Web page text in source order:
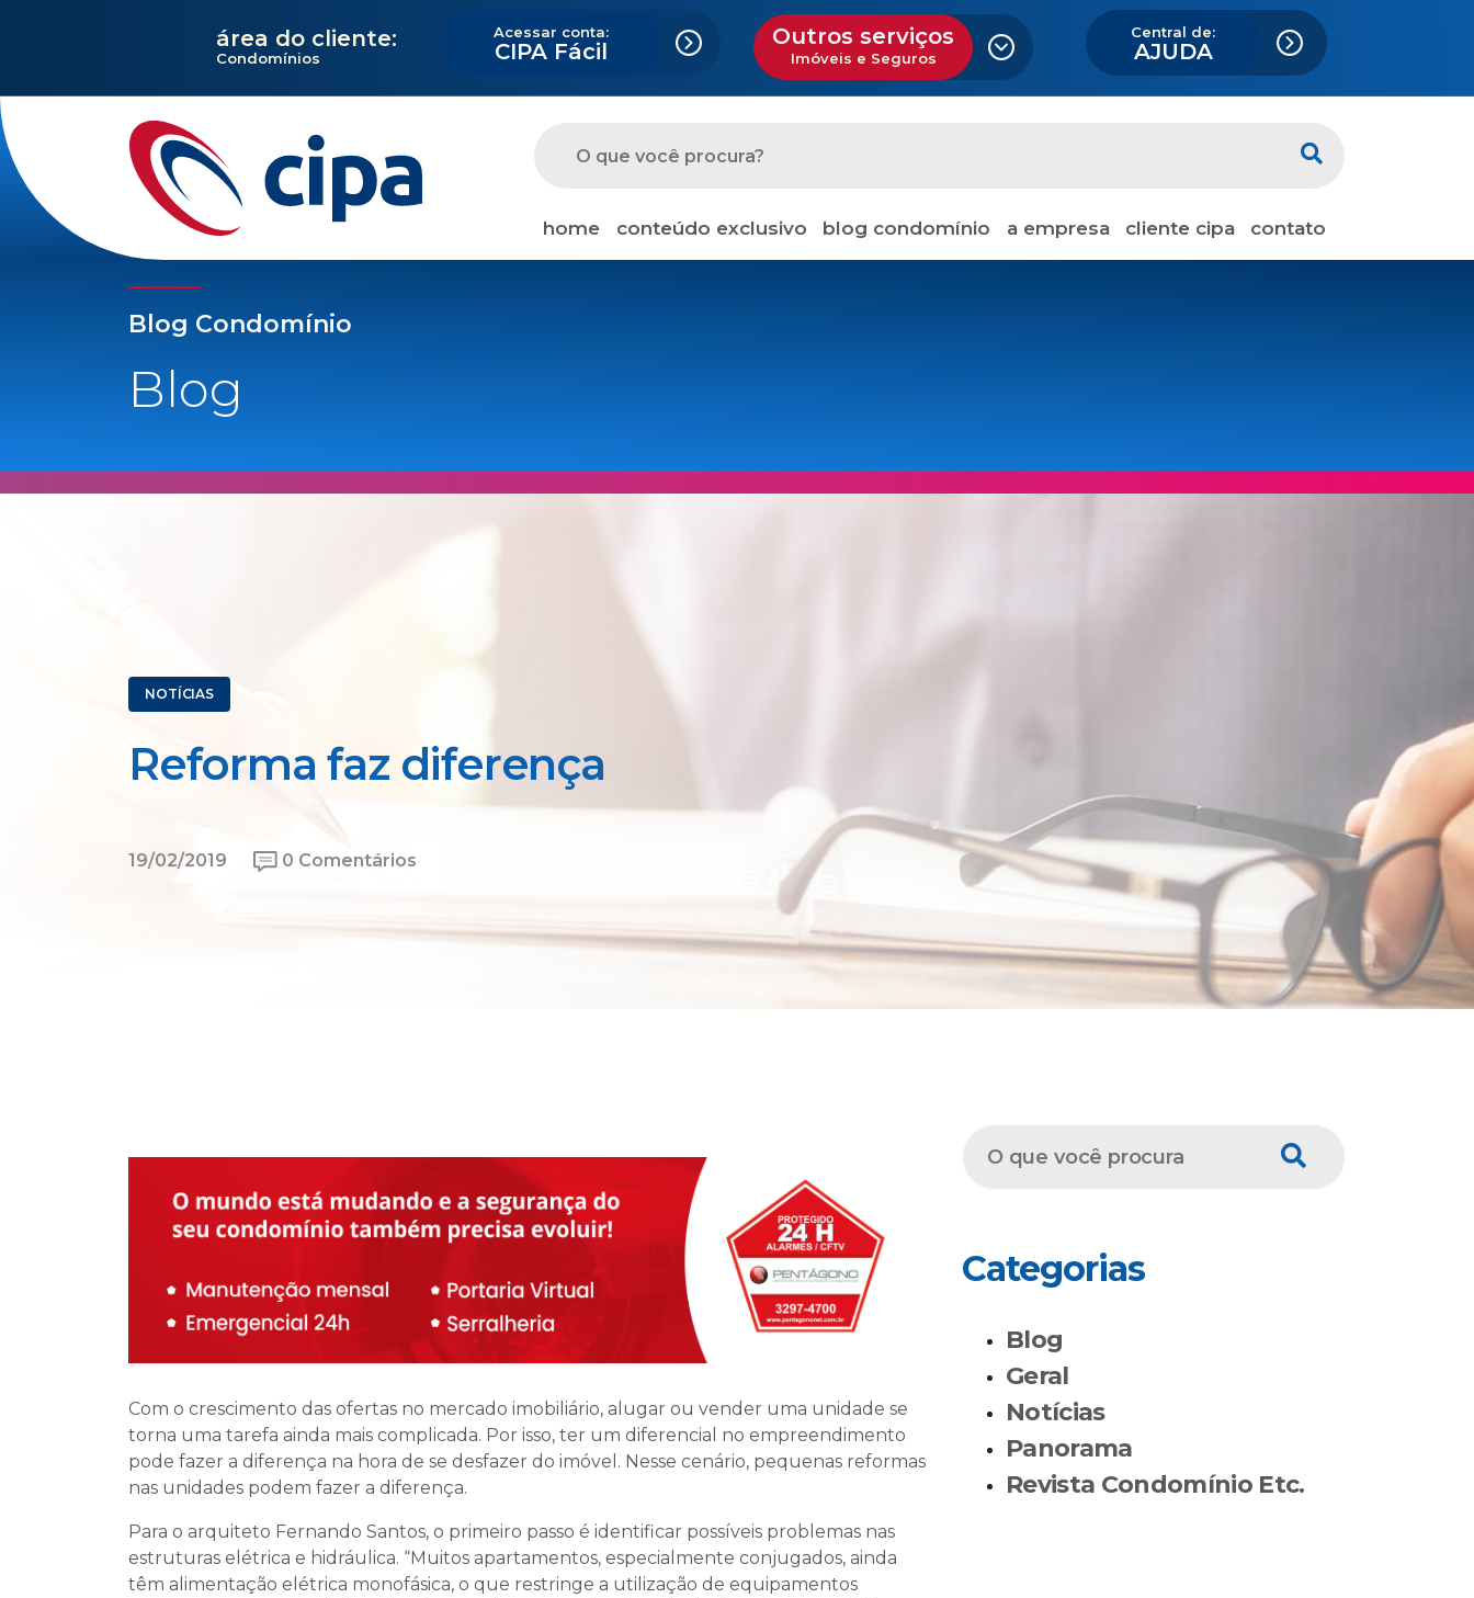
área do cliente:
Condomínios
Acessar conta:
CIPA Fácil
Outros serviços
Imóveis e Seguros
Central de:
AJUDA
home conteúdo exclusivo blog condomínio a empresa cliente cipa contato
Blog Condomínio
Blog
NOTÍCIAS
Reforma faz diferença
19/02/2019 0 Comentários
Com o crescimento das ofertas no mercado imobiliário, alugar ou vender uma unidade se
torna uma tarefa ainda mais complicada. Por isso, ter um diferencial no empreendimento
pode fazer a diferença na hora de se desfazer do imóvel. Nesse cenário, pequenas reformas
nas unidades podem fazer a diferença.
Para o arquiteto Fernando Santos, o primeiro passo é identificar possíveis problemas nas
estruturas elétrica e hidráulica. “Muitos apartamentos, especialmente conjugados, ainda
têm alimentação elétrica monofásica, o que restringe a utilização de equipamentos
Categorias
Blog
Geral
Notícias
Panorama
Revista Condomínio Etc.